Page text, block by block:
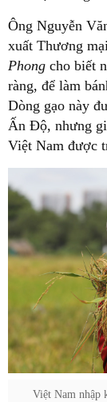
Ông Nguyễn
xuất Thương
Phong cho biết
ràng, để làm
Dòng gạo này
Ấn Độ, nhưng
Việt Nam được
Việt Nam nhập